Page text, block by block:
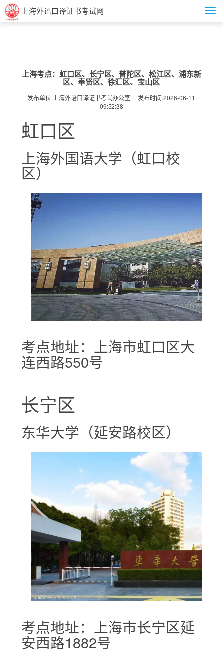
上海外语口译证书考试网
上海考点：虹口区、长宁区、普陀区、松江区、浦东新
区、奉贤区、徐汇区、宝山区
发布单位:上海外语口译证书考试办公室 发布时间:2026-06-11
09:52:38
虹口区
上海外国语大学（虹口校
区）
考点地址：上海市虹口区大
连西路550号
长宁区
东华大学（延安路校区）
考点地址：上海市长宁区延
安西路1882号